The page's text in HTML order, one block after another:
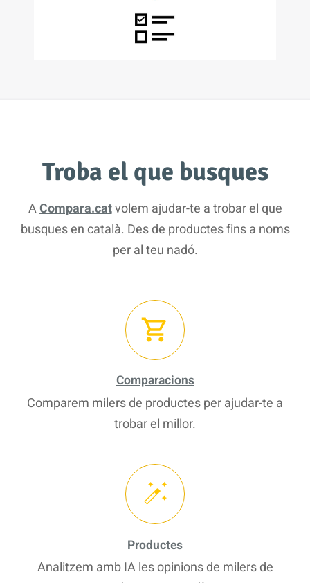
Troba el que busques
ACompara.catvolem ajudar-te a trobar el que
busques en català. Des de productes fins a noms
per al teu nadó.
Comparacions
Comparem milers de productes per ajudar-te a
trobar el millor.
Productes
Analitzem amb IA les opinions de milers de